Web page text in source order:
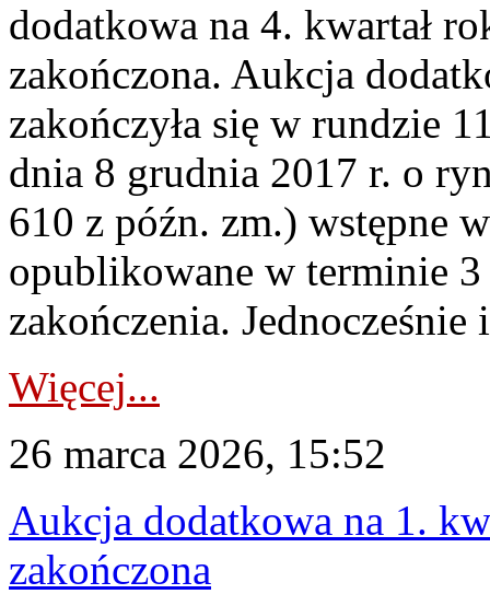
dodatkowa na 4. kwartał
zakończona. Aukcja
zakończyła się w rundzie
dnia 8 grudnia 2017 r. o
610 z późn. zm.) wstępne
opublikowane w terminie
zakończenia.
Więcej...
26 marca 2026, 15:52
Aukcja dodatkowa na 1.
zakończona